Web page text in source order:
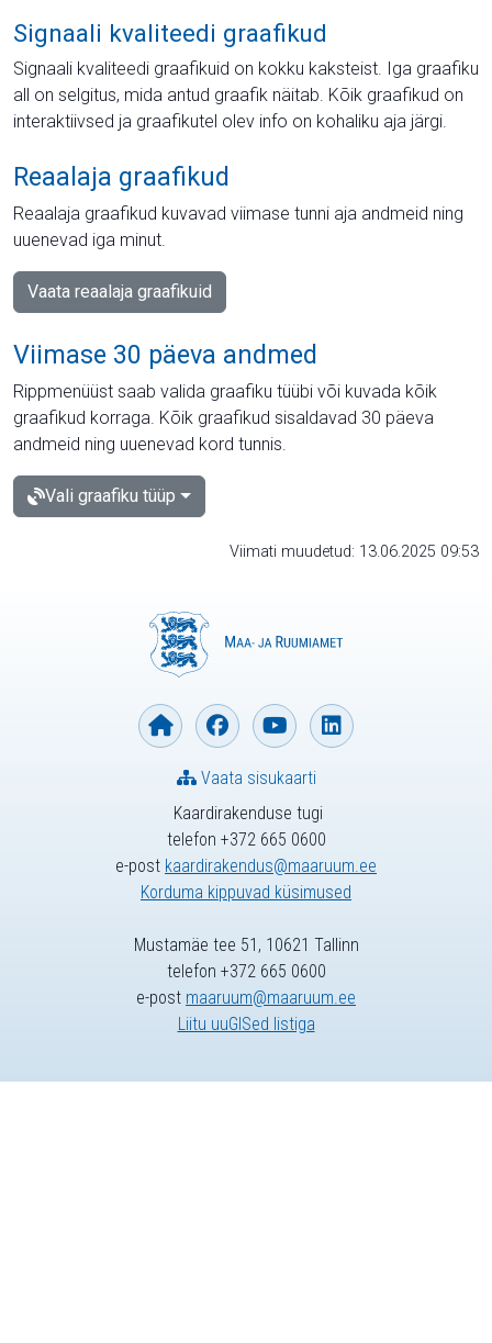
Signaali kvaliteedi graafikud
Signaali kvaliteedi graafikuid on kokku kaksteist. Iga graafiku
all on selgitus, mida antud graafik näitab. Kõik graafikud on
interaktiivsed ja graafikutel olev info on kohaliku aja järgi.
Reaalaja graafikud
Reaalaja graafikud kuvavad viimase tunni aja andmeid ning
uuenevad iga minut.
Vaata reaalaja graafikuid
Viimase 30 päeva andmed
Rippmenüüst saab valida graafiku tüübi või kuvada kõik
graafikud korraga. Kõik graafikud sisaldavad 30 päeva
andmeid ning uuenevad kord tunnis.
Vali graafiku tüüp
Viimati muudetud: 13.06.2025 09:53
Kaardirakenduse tugi
telefon +372 665 0600
e-post kaardirakendus@maaruum.ee
Korduma kippuvad küsimused
Vaata sisukaarti
Mustamäe tee 51, 10621 Tallinn
telefon +372 665 0600
e-post maaruum@maaruum.ee
Liitu uuGISed listiga